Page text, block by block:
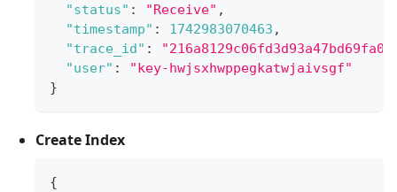
"status" : "Receive" ,
"timestamp" : 1742983070463 ,
"trace_id" :
"user" :
"key-hwjsxhwppegkatwjaivsgf"
}
Create Index
{